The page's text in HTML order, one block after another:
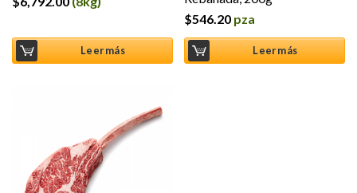
Leer más
$546.20 pza
Leer más